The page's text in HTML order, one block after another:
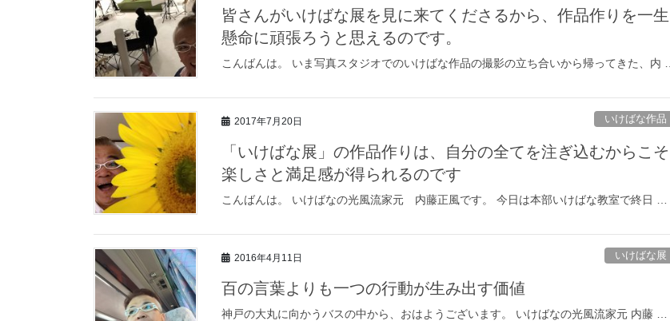
皆さんがいけばな展を見に来てくださるから、作品作りを一生
懸命に頑張ろうと思えるのです。
こんばんは。 いま写真スタジオでのいけばな作品の撮影の立ち合いから帰ってきた、内 …
2017年7月20日 いけばな作品
「いけばな展」の作品作りは、自分の全てを注ぎ込むからこそ
楽しさと満足感が得られるのです
こんばんは。 いけばなの光風流家元 内藤正風です。 今日は本部いけばな教室で終日 …
2016年4月11日 いけばな展
百の言葉よりも一つの行動が生み出す価値
神戸の大丸に向かうバスの中から、おはようございます。 いけばなの光風流家元 内藤 …